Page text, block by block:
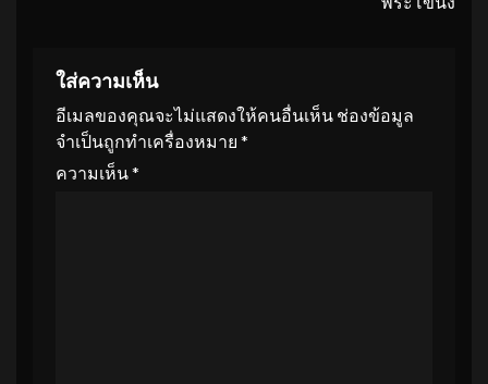
ใส่ความเห็น
อีเมลของคุณจะไม่แสดงให้คนอื่นเห็น ช่องข้อมูล
จำเป็นถูกทำเครื่องหมาย *
ความเห็น*